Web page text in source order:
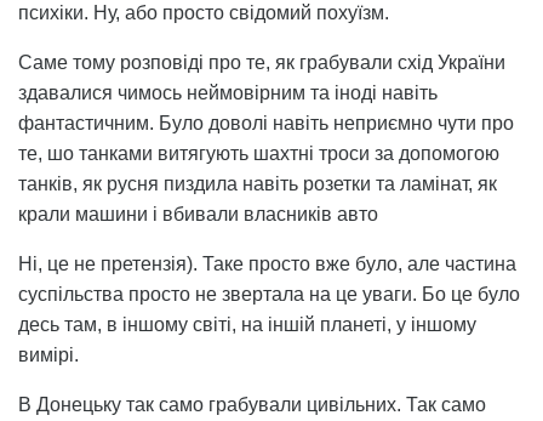
психіки. Ну, або просто свідомий похуїзм.
Саме тому розповіді про те, як грабували схід України
здавалися чимось неймовірним та іноді навіть
фантастичним. Було доволі навіть неприємно чути про
те, шо танками витягують шахтні троси за допомогою
танків, як русня пиздила навіть розетки та ламінат, як
крали машини і вбивали власників авто
Ні, це не претензія). Таке просто вже було, але частина
суспільства просто не звертала на це уваги. Бо це було
десь там, в іншому світі, на іншій планеті, у іншому
вимірі.
В Донецьку так само грабували цивільних. Так само